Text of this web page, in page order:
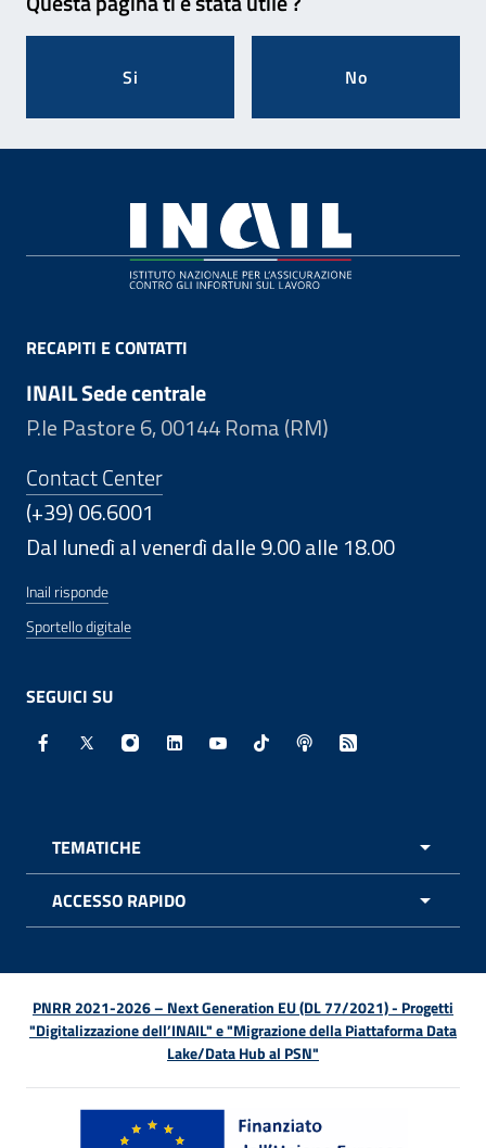
Si No
RECAPITI E CONTATTI
INAIL Sede centrale
P.le Pastore 6, 00144 Roma (RM)
Contact Center
(+39) 06.6001
Dal lunedì al venerdì dalle 9.00 alle 18.00
Inail risponde
Sportello digitale
SEGUICI SU
Facebook - Sito esterno - Apertura in nuova finestra
X - Sito esterno - Apertura in nuova finestra
Instagram - Sito esterno - Apertura in
Linkedin - Sito esterno - Apertura in
Youtube - Sito esterno -
TikTok - Sito esterno -
Spreaker - Sito
Feed RSS -
TEMATICHE
ACCESSO RAPIDO
PNRR 2021-2026 – Next Generation EU (DL 77/2021) - Progetti
"Digitalizzazione dell’INAIL" e "Migrazione della Piattaforma Data
Lake/Data Hub al PSN"